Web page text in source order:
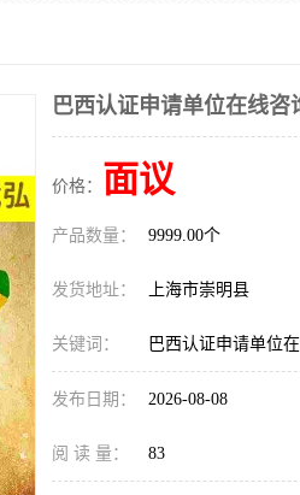
巴西认证申请单位在线
价格： 面议
产品数量： 9999.00个
发货地址： 上海市崇明县
关键词： 巴西认证申请单位
发布日期： 2026-08-08
阅 读 量： 83